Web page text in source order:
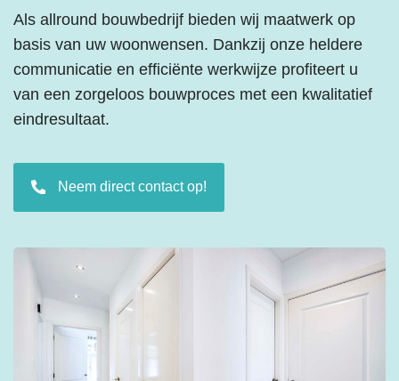
Als allround bouwbedrijf bieden wij maatwerk op
basis van uw woonwensen. Dankzij onze heldere
communicatie en efficiënte werkwijze profiteert u
van een zorgeloos bouwproces met een kwalitatief
eindresultaat.
Neem direct contact op!